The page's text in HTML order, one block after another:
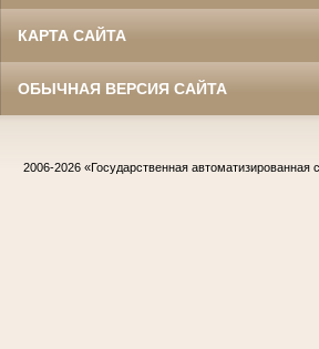
КАРТА САЙТА
ОБЫЧНАЯ ВЕРСИЯ САЙТА
2006-2026 «Государственная